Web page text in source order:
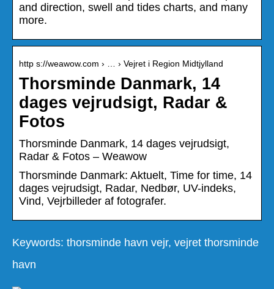
and direction, swell and tides charts, and many
more.
http s://weawow.com › … › Vejret i Region Midtjylland
Thorsminde Danmark, 14
dages vejrudsigt, Radar &
Fotos
Thorsminde Danmark, 14 dages vejrudsigt,
Radar & Fotos – Weawow
Thorsminde Danmark: Aktuelt, Time for time, 14
dages vejrudsigt, Radar, Nedbør, UV-indeks,
Vind, Vejrbilleder af fotografer.
Keywords: thorsminde havn vejr, vejret thorsminde
havn